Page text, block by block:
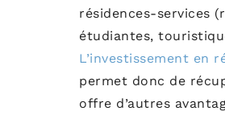
résidences-services
étudiantes,
L’investissement en
permet donc de
offre d’autres